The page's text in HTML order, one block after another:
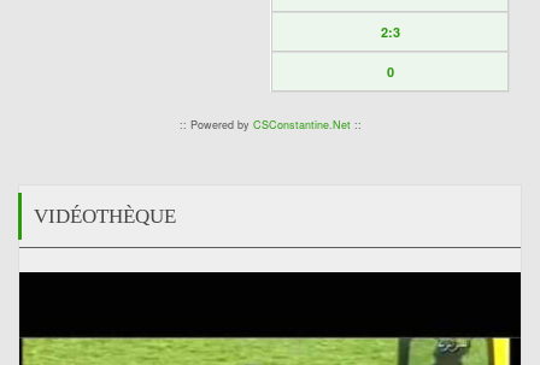
2:3
0
:: Powered by CSConstantine.Net::
VIDÉOTHÈQUE